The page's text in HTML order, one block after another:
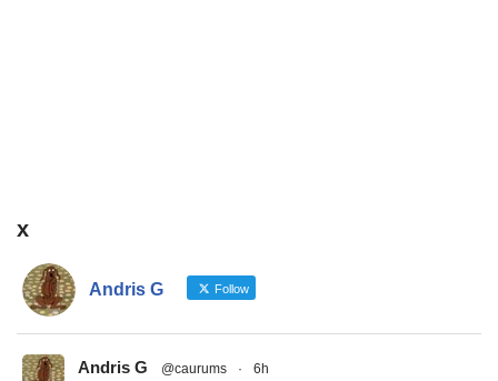
x
Andris G Follow
Andris G @caurums · 6h